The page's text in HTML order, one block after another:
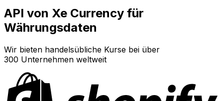
API von Xe Currency für
Währungsdaten
Wir bieten handelsübliche Kurse bei über
300 Unternehmen weltweit